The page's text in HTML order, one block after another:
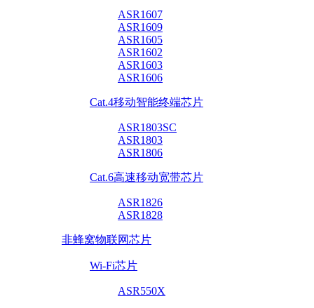
ASR1607
ASR1609
ASR1605
ASR1602
ASR1603
ASR1606
Cat.4移动智能终端芯片
ASR1803SC
ASR1803
ASR1806
Cat.6高速移动宽带芯片
ASR1826
ASR1828
非蜂窝物联网芯片
Wi-Fi芯片
ASR550X